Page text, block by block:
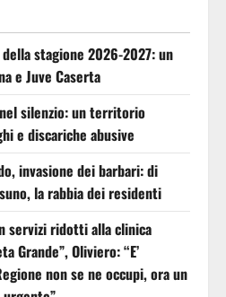
stagione 2026-2027: un
e Juve Caserta
silenzio: un territorio
e discariche abusive
invasione dei barbari: di
la rabbia dei residenti
servizi ridotti alla clinica
Grande”, Oliviero: “E’
non se ne occupi, ora un